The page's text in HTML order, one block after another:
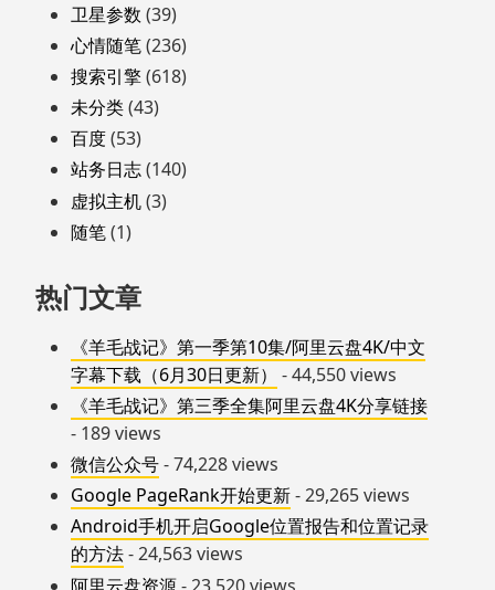
卫星参数 (39)
心情随笔(236)
搜索引擎(618)
未分类(43)
百度(53)
站务日志(140)
虚拟主机(3)
随笔(1)
热门文章
《羊毛战记》第一季第10集/阿里云盘4K/中文
字幕下载（6月30日更新）
- 44,550 views
《羊毛战记》第三季全集阿里云盘4K分享链接
- 189 views
微信公众号- 74,228 views
Google PageRank开始更新- 29,265 views
Android手机开启Google位置报告和位置记录
的方法- 24,563 views
阿里云盘资源- 23,520 views